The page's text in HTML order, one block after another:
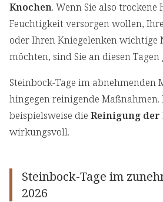
Knochen. Wenn Sie also trockene
Feuchtigkeit versorgen wollen,
oder Ihren Kniegelenken wichtige
möchten, sind Sie an diesen
Steinbock-Tage im abnehmenden
hingegen reinigende Maßnahmen.
beispielsweise die Reinigung der
wirkungsvoll.
Steinbock-Tage im
2026